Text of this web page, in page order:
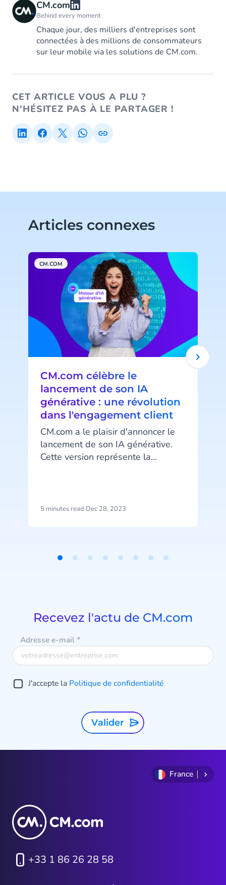
CM.com
Behind every moment
Chaque jour, des milliers d'entreprises sont
connectées à des millions de consommateurs
sur leur mobile via les solutions de CM.com.
CET ARTICLE VOUS A PLU ?
N'HÉSITEZ PAS À LE PARTAGER !
Articles connexes
CM.COM
CM.com célèbre le
lancement de son IA
générative : une révolution
dans l'engagement client
CM.com a le plaisir d'annoncer le
lancement de son IA générative.
Cette version représente la
5 minutes read·Dec 28, 2023
Recevez l'actu de CM.com
Adresse e-mail*
J'accepte la Politique de confidentialité
Valider
France
+33 1 86 26 28 58